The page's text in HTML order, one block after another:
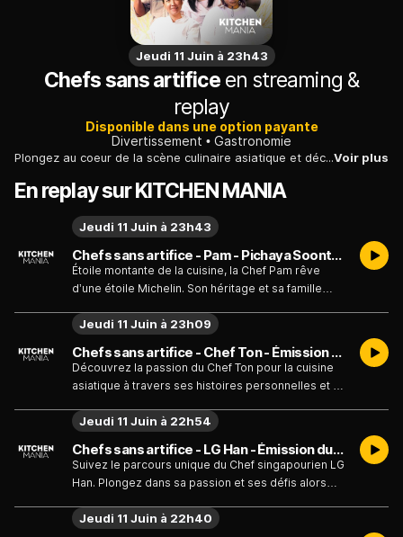
Jeudi 11 Juin à 23h43
Chefs sans artificeen streaming &
replay
Disponible dans une option payante
Divertissement
Gastronomie
Plongez au coeur de la scène culinaire asiatique et découvrez les histoires de six de ses chefs les plus audacieux et les plus célèbres. Explorez leurs styles culinaires, leurs techniques innovantes et leurs parcours hétéroclites. Des rues animées de la ville aux villages recules, goutez à toutes les facettes et à la richesse de la cuisine asiatique.Voir plus
En replay sur KITCHEN MANIA
Chefs sans artifice - Pam - Pichaya Soontornyanakij - Émission du jeudi 11 juin
Étoile montante de la cuisine, la Chef Pam rêve
d’une étoile Michelin. Son héritage et sa famille
Découvrez comment elle allie tradition et
modernité dans son restaurant et comment elle a
travaillé sans relâche pour atteindre son rêve.
Jeudi 11 Juin à 23h43
Chefs sans artifice - Chef Ton - Émission du jeudi 11 juin
Découvrez la passion du Chef Ton pour la cuisine
asiatique à travers ses histoires personnelles et sa
pour devenir l'un des chefs les plus renommés
Jeudi 11 Juin à 23h09
Chefs sans artifice - LG Han - Émission du jeudi 11 juin
Suivez le parcours unique du Chef singapourien LG
Han. Plongez dans sa passion et ses défis alors
cuisine moderne de Singapour.
Jeudi 11 Juin à 22h54
Jeudi 11 Juin à 22h40